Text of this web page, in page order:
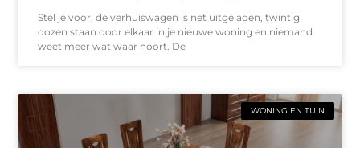
Stel je voor, de verhuiswagen is net uitgeladen, twintig
dozen staan door elkaar in je nieuwe woning en niemand
weet meer wat waar hoort. De
WONING EN TUIN